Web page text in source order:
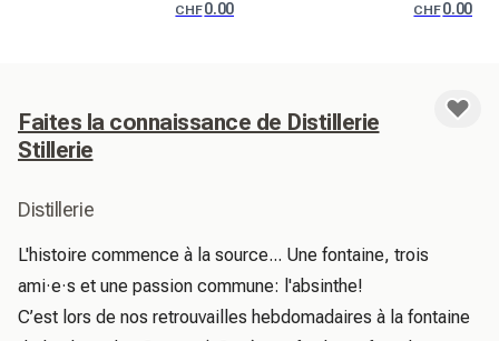
CHF0.00 CHF0.00
Faites la connaissance de Distillerie
Stillerie
Distillerie
L'histoire commence à la source... Une fontaine, trois
ami·e·s et une passion commune: l'absinthe!
C’est lors de nos retrouvailles hebdomadaires à la fontaine